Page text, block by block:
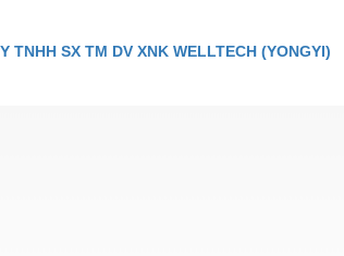
TNHH SX TM DV XNK WELLTECH (YONGYI)